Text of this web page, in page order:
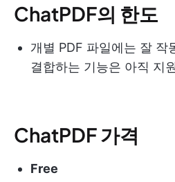
ChatPDF의 한도
개별 PDF 파일에는 잘 작
결합하는 기능은 아직 지
ChatPDF 가격
Free